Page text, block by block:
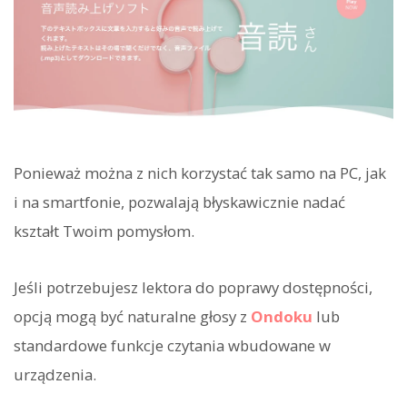
Ponieważ można z nich korzystać tak samo na PC, jak
i na smartfonie, pozwalają błyskawicznie nadać
kształt Twoim pomysłom.
Jeśli potrzebujesz lektora do poprawy dostępności,
opcją mogą być naturalne głosy z Ondoku lub
standardowe funkcje czytania wbudowane w
urządzenia.